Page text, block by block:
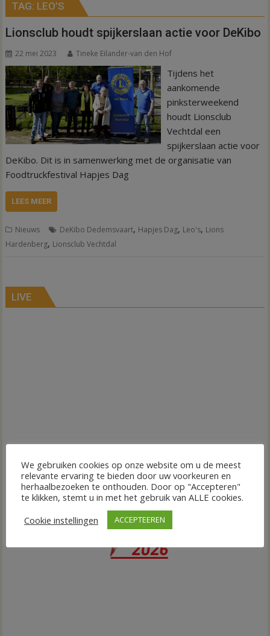
TAG: LEO’S
Lionsclub houdt spijkerslaan actie voor DeKibo
22 mei 2023 Tineke Eilander-van den Hof
Tijdens het
aankomende
pinksterweekend
houdt Lionsclub
Vechtdal een
spijkerslaan actie voor
DeKibo. Dit is in samenwerking met de organisatie van
Foodtruckfestival Hapjes Dag
LEES MEER
Nieuws DeKibo Dedemsvaart, Hapjes Dag, Leo's, Lions
Hardenberg, Lionsclub Vechtdal
LIVE
We gebruiken cookies op onze website om u de meest
relevante ervaring te bieden door uw voorkeuren en
herhaalbezoeken te onthouden. Door op "Accepteren"
te klikken, stemt u in met het gebruik van ALLE cookies.
Cookie instellingen
ACCEPTEEREN